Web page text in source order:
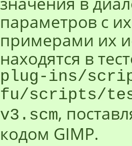
параметров с
примерами их
находятся в
plug-ins/
fu/scripts/
v3.scm,
кодом GIMP.